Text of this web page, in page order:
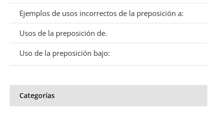
Ejemplos de usos incorrectos de la preposición a:
Usos de la preposición de.
Uso de la preposición bajo:
Categorías